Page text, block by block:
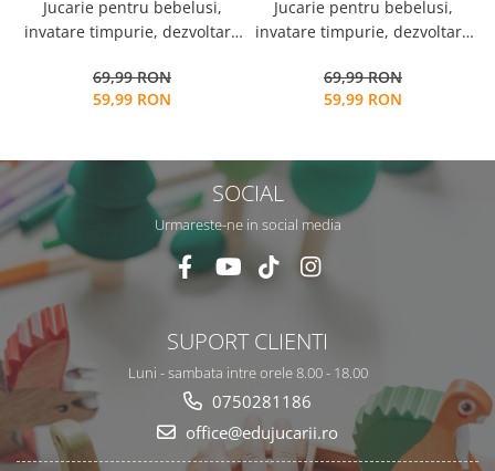
Jucarie pentru bebelusi,
invatare timpurie, dezvoltare
0 luni, multicolor, Arici
69,99 RON
59,99 RON
Jucarie pentru bebelusi,
invatare timpurie, dezvoltare
0 luni, multicolor, Bufnita
69,99 RON
59,99 RON
SOCIAL
Urmareste-ne in social media
SUPORT CLIENTI
Luni - sambata intre orele 8.00 - 18.00
0750281186
office@edujucarii.ro